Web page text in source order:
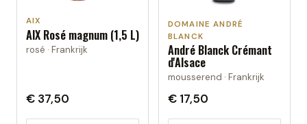
AIX
AIX Rosé magnum (1,5 L)
rosé · Frankrijk
€ 37,50
DOMAINE ANDRÉ
BLANCK
André Blanck Crémant
d'Alsace
mousserend · Frankrijk
€ 17,50